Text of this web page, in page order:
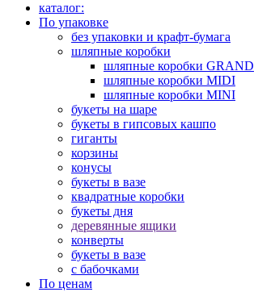
каталог:
По упаковке
без упаковки и крафт-бумага
шляпные коробки
шляпные коробки GRAND
шляпные коробки MIDI
шляпные коробки MINI
букеты на шаре
букеты в гипсовых кашпо
гиганты
корзины
конусы
букеты в вазе
квадратные коробки
букеты дня
деревянные ящики
конверты
букеты в вазе
с бабочками
По ценам